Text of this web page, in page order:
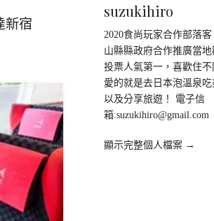
新宿
suzukihiro
2020食尚玩家合作部落
山縣縣政府合作推廣當
投票人氣第一，喜歡住
愛的就是去日本泡溫泉
以及分享旅遊！ 電子信
箱:suzukihiro@gmail.com
顯示完整個人檔案 →